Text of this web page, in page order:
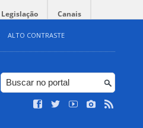
Legislação Canais
ALTO CONTRASTE